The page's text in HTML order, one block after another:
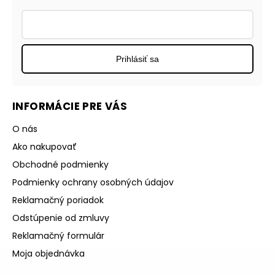
INFORMÁCIE PRE VÁS
O nás
Ako nakupovať
Obchodné podmienky
Podmienky ochrany osobných údajov
Reklamačný poriadok
Odstúpenie od zmluvy
Reklamačný formulár
Moja objednávka
Prihlásiť sa